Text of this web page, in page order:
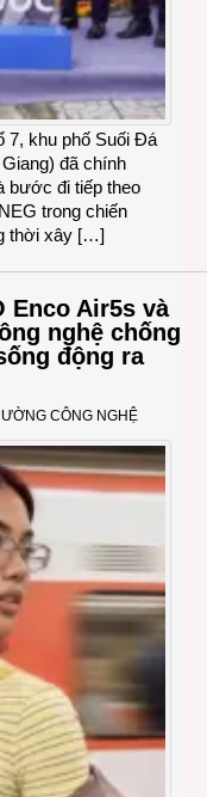
7, khu phố Suối Đá
đã chính
bước đi tiếp theo
trong chiến
thời xây […]
Enco Air5s và
nghệ chống
động ra
CÔNG NGHỆ